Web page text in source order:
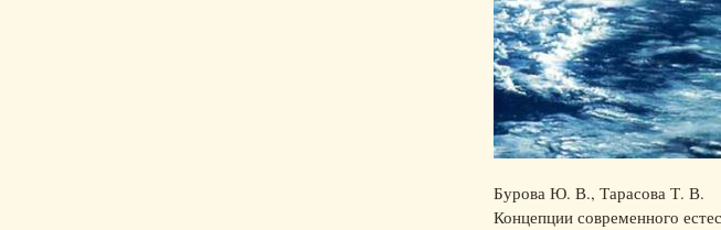
Бурова Ю. В., Тарасова Т. В.
Концепции современного